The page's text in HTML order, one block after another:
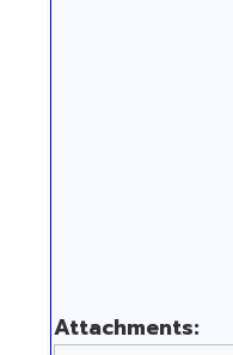
Attachments: